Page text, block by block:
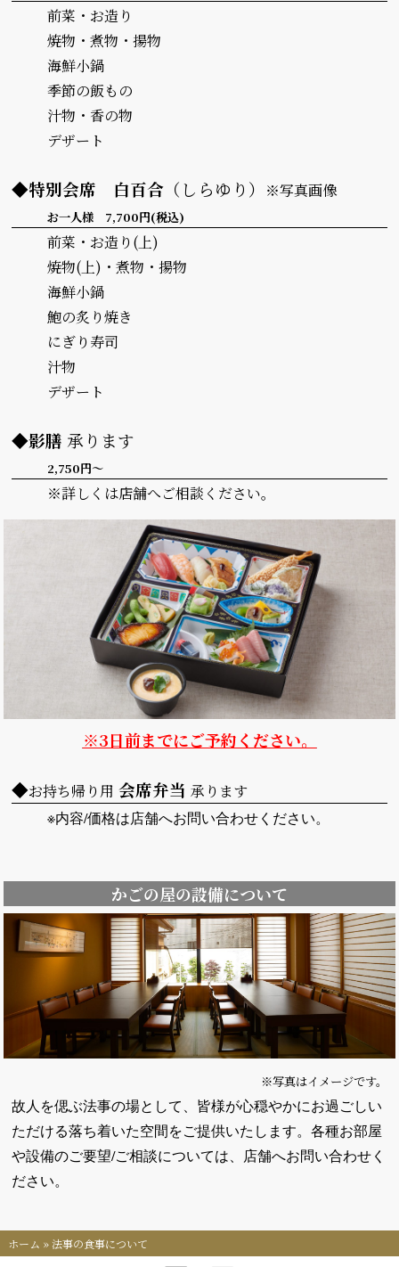
前菜・お造り
焼物・煮物・揚物
海鮮小鍋
季節の飯もの
汁物・香の物
デザート
◆特別会席 白百合 （しらゆり） ※写真画像
お一人様 7,700円(税込)
前菜・お造り(上)
焼物(上)・煮物・揚物
海鮮小鍋
鮑の炙り焼き
にぎり寿司
汁物
デザート
◆影膳 承ります
2,750円～
※詳しくは店舗へご相談ください。
※3日前までにご予約ください。
◆お持ち帰り用 会席弁当 承ります
※内容/価格は店舗へお問い合わせください。
かごの屋の設備について
※写真はイメージです。
故人を偲ぶ法事の場として、皆様が心穏やかにお過ごしい
ただける落ち着いた空間をご提供いたします。各種お部屋
や設備のご要望/ご相談については、店舗へお問い合わせく
ださい。
ホーム » 法事の食事について